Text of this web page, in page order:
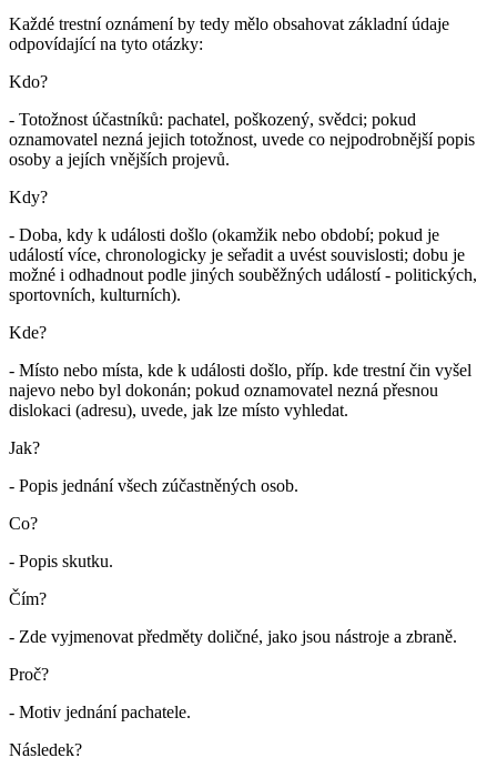
Každé trestní oznámení by tedy mělo obsahovat základní údaje
odpovídající na tyto otázky:
Kdo?
- Totožnost účastníků: pachatel, poškozený, svědci; pokud
oznamovatel nezná jejich totožnost, uvede co nejpodrobnější popis
osoby a jejích vnějších projevů.
Kdy?
- Doba, kdy k události došlo (okamžik nebo období; pokud je
událostí více, chronologicky je seřadit a uvést souvislosti; dobu je
možné i odhadnout podle jiných souběžných událostí - politických,
sportovních, kulturních).
Kde?
- Místo nebo místa, kde k události došlo, příp. kde trestní čin vyšel
najevo nebo byl dokonán; pokud oznamovatel nezná přesnou
dislokaci (adresu), uvede, jak lze místo vyhledat.
Jak?
- Popis jednání všech zúčastněných osob.
Co?
- Popis skutku.
Čím?
- Zde vyjmenovat předměty doličné, jako jsou nástroje a zbraně.
Proč?
- Motiv jednání pachatele.
Následek?